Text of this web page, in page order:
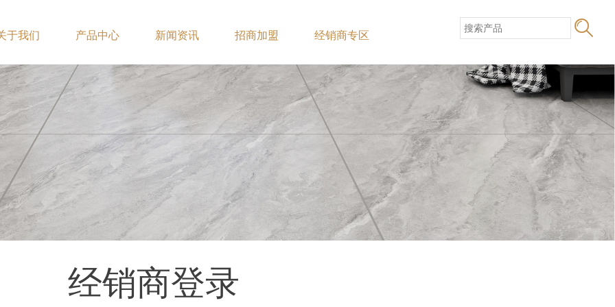
于我们 产品中心 新闻资讯 招商加盟 经销商专区
经销商登录